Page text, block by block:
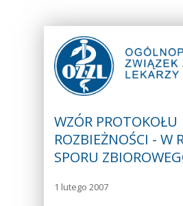
WZÓR PROTOKOŁU
ROZBIEŻNOŚCI - W
SPORU
1 lutego 2007